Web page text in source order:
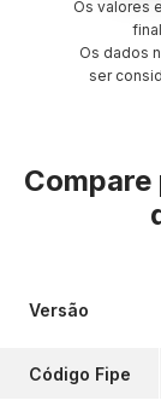
Os valores
Os dados
ser
Versão
Código Fipe